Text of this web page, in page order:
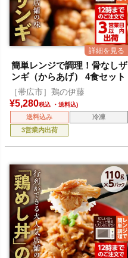
簡単レンジで調理！骨なしザ
ンギ（からあげ） 4食セット
［帯広市］鶏の伊藤
¥5,280税込
送料込み
冷凍
3営業内出荷